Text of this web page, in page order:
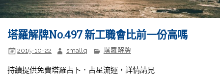
塔羅解牌No.497 新工職會比前一份高嗎
2015-10-22 smallq 塔羅解牌
持續提供免費塔羅占卜．占星流運，詳情請見